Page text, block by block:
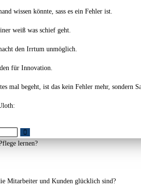
wissen könnte, sass es ein Fehler ist.
weiß was schief geht.
den Irrtum unmöglich.
für Innovation.
mal begeht, ist das kein Fehler mehr, sondern
lernen?
Mitarbeiter und Kunden glücklich sind?